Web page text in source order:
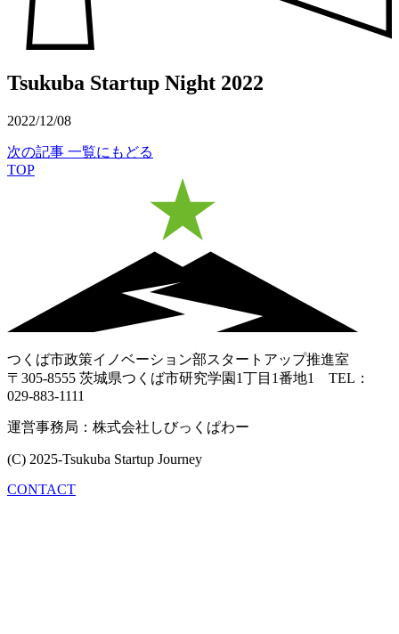
Tsukuba Startup Night 2022
2022/12/08
次の記事 一覧にもどる
TOP
つくば市政策イノベーション部スタートアップ推進室
〒305-8555 茨城県つくば市研究学園1丁目1番地1 TEL：
029-883-1111
運営事務局：株式会社しびっくぱわー
(C) 2025-Tsukuba Startup Journey
CONTACT